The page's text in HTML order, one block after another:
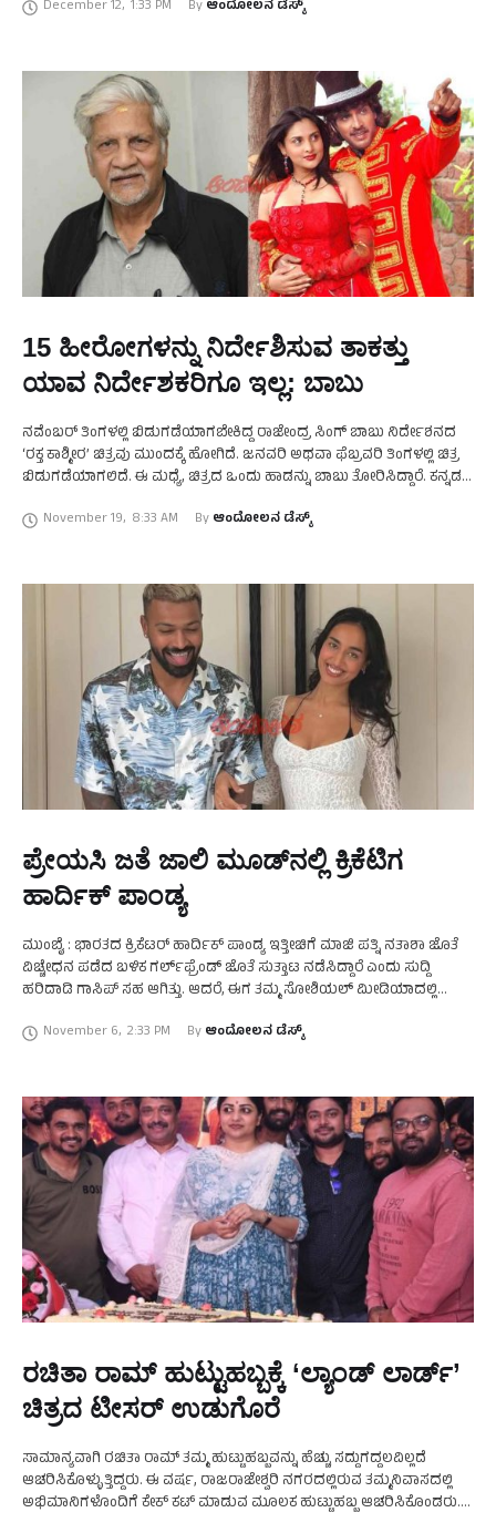
December 12, 1:33 PM By ಆಂದೋಲನ ಡೆಸ್ಕ್
15 ಹೀರೋಗಳನ್ನು ನಿರ್ದೇಶಿಸುವ ತಾಕತ್ತು
ಯಾವ ನಿರ್ದೇಶಕರಿಗೂ ಇಲ್ಲ: ಬಾಬು
ನವೆಂಬರ್ ತಿಂಗಳಲ್ಲಿ ಬಿಡುಗಡೆಯಾಗಬೇಕಿದ್ದ ರಾಜೇಂದ್ರ ಸಿಂಗ್‍ ಬಾಬು ನಿರ್ದೇಶನದ
‘ರಕ್ತ ಕಾಶ್ಮೀರ’ ಚಿತ್ರವು ಮುಂದಕ್ಕೆ ಹೋಗಿದೆ. ಜನವರಿ ಅಥವಾ ಫೆಬ್ರವರಿ ತಿಂಗಳಲ್ಲಿ ಚಿತ್ರ
ಬಿಡುಗಡೆಯಾಗಲಿದೆ. ಈ ಮಧ್ಯೆ, ಚಿತ್ರದ ಒಂದು ಹಾಡನ್ನು ಬಾಬು ತೋರಿಸಿದ್ದಾರೆ. ಕನ್ನಡ
November 19, 8:33 AM By ಆಂದೋಲನ ಡೆಸ್ಕ್
ಪ್ರೇಯಸಿ ಜತೆ ಜಾಲಿ ಮೂಡ್‌ನಲ್ಲಿ ಕ್ರಿಕೆಟಿಗ
ಹಾರ್ದಿಕ್‌ ಪಾಂಡ್ಯ
ಮುಂಬೈ : ಭಾರತದ ಕ್ರಿಕೆಟರ್ ಹಾರ್ದಿಕ್ ಪಾಂಡ್ಯ ಇತ್ತೀಚಿಗೆ ಮಾಜಿ ಪತ್ನಿ ನತಾಶಾ ಜೊತೆ
ವಿಚ್ಚೇಧನ ಪಡೆದ ಬಳಿಕ ಗರ್ಲ್‌ಫ್ರೆಂಡ್‌ ಜೊತೆ ಸುತ್ತಾಟ ನಡೆಸಿದ್ದಾರೆ ಎಂದು ಸುದ್ದಿ
ಹರಿದಾಡಿ ಗಾಸಿಪ್‌ ಸಹ ಆಗಿತ್ತು. ಆದರೆ, ಈಗ ತಮ್ಮ ಸೋಶಿಯಲ್ ಮೀಡಿಯಾದಲ್ಲಿ
November 6, 2:33 PM By ಆಂದೋಲನ ಡೆಸ್ಕ್
ರಚಿತಾ ರಾಮ್ ಹುಟ್ಟುಹಬ್ಬಕ್ಕೆ ‘ಲ್ಯಾಂಡ್ ಲಾರ್ಡ್’
ಚಿತ್ರದ ಟೀಸರ್‍ ಉಡುಗೊರೆ
ಸಾಮಾನ್ಯವಾಗಿ ರಚಿತಾ ರಾಮ್ ತಮ್ಮ ಹುಟ್ಟುಹಬ್ಬವನ್ನು ಹೆಚ್ಚು ಸದ್ದುಗದ್ದಲವಿಲ್ಲದೆ
ಆಚರಿಸಿಕೊಳ್ಳುತ್ತಿದ್ದರು. ಈ ವರ್ಷ, ರಾಜರಾಜೇಶ್ವರಿ ನಗರದಲ್ಲಿರುವ ತಮ್ಮ‌ನಿವಾಸದಲ್ಲಿ
ಅಭಿಮಾನಿಗಳೊಂದಿಗೆ ಕೇಕ್ ಕಟ್ ಮಾಡುವ ಮೂಲಕ ಹುಟ್ಟುಹಬ್ಬ ಆಚರಿಸಿಕೊಂಡರು.